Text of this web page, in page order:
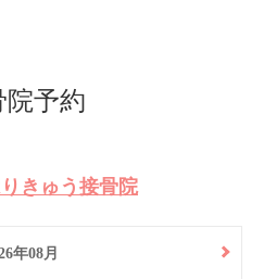
院予約
きゅう接骨院
年08月